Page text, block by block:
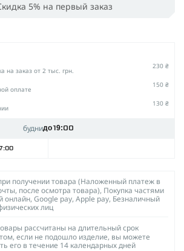
5% на первый заказ
на заказ от 2 тыс. грн.
230 ₴
оплате
150 ₴
130 ₴
буднидо 19:00
получении товара (Наложенный платеж в
после осмотра товара), Покупка частями
онлайн, Google pay, Apple pay, Безналичный
лиц
рассчитаны на длительный срок
если не подошло изделие, вы можете
его в течение 14 календарных дней